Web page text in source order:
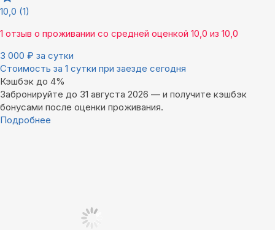
10,0 (1)
1 отзыв о проживании со средней оценкой 10,0 из 10,0
3 000 ₽ за сутки
Стоимость за 1 сутки при заезде сегодня
Кэшбэк до 4%
Забронируйте до 31 августа 2026 — и получите кэшбэк
бонусами после оценки проживания.
Подробнее